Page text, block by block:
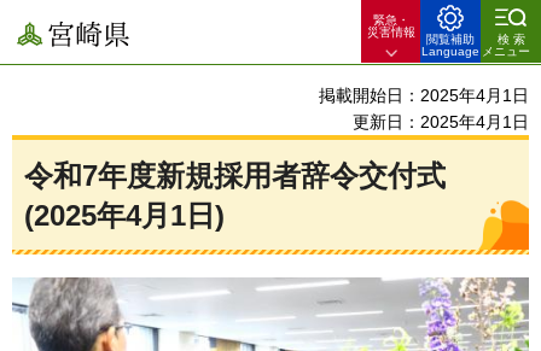
宮崎県
緊急・
災害情報
閲覧補助
Language
検索
メニュー
掲載開始日：2025年4月1日
更新日：2025年4月1日
令和7年度新規採用者辞令交付式
(2025年4月1日)